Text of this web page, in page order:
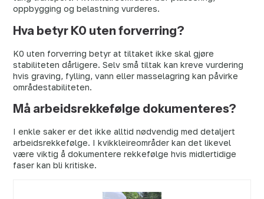
oppbygging og belastning vurderes.
Hva betyr K0 uten forverring?
K0 uten forverring betyr at tiltaket ikke skal gjøre
stabiliteten dårligere. Selv små tiltak kan kreve vurdering
hvis graving, fylling, vann eller masselagring kan påvirke
områdestabiliteten.
Må arbeidsrekkefølge dokumenteres?
I enkle saker er det ikke alltid nødvendig med detaljert
arbeidsrekkefølge. I kvikkleireområder kan det likevel
være viktig å dokumentere rekkefølge hvis midlertidige
faser kan bli kritiske.